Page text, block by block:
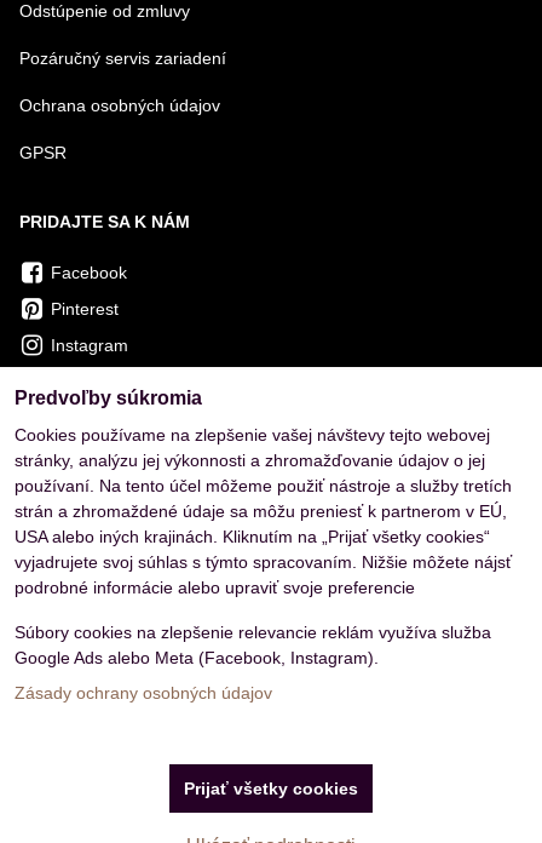
Odstúpenie od zmluvy
Pozáručný servis zariadení
Ochrana osobných údajov
GPSR
PRIDAJTE SA K NÁM
Facebook
Pinterest
Instagram
Zásady ochrany osobných údajov
Predvoľby súkromia
Cookies používame na zlepšenie vašej návštevy tejto webovej
stránky, analýzu jej výkonnosti a zhromažďovanie údajov o jej
používaní. Na tento účel môžeme použiť nástroje a služby tretích
strán a zhromaždené údaje sa môžu preniesť k partnerom v EÚ,
USA alebo iných krajinách. Kliknutím na „Prijať všetky cookies“
vyjadrujete svoj súhlas s týmto spracovaním. Nižšie môžete nájsť
podrobné informácie alebo upraviť svoje preferencie
Súbory cookies na zlepšenie relevancie reklám využíva služba
Google Ads alebo Meta (Facebook, Instagram).
Zásady ochrany osobných údajov
Prijať všetky cookies